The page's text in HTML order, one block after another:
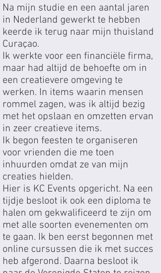
Na mijn studie en een aantal jaren
in Nederland gewerkt te hebben
keerde ik terug naar mijn thuisland
Curaçao.
Ik werkte voor een financiële firma,
maar had altijd de behoefte om in
een creatievere omgeving te
werken. In items waarin mensen
rommel zagen, was ik altijd bezig
met het opslaan en omzetten ervan
in zeer creatieve items.
Ik begon feesten te organiseren
voor vrienden die me toen
inhuurden omdat ze van mijn
creaties hielden.
Hier is KC Events opgericht. Na een
tijdje besloot ik ook een diploma te
halen om gekwalificeerd te zijn om
met alle soorten evenementen om
te gaan. Ik ben eerst begonnen met
online cursussen die ik met succes
heb afgerond. Daarna besloot ik